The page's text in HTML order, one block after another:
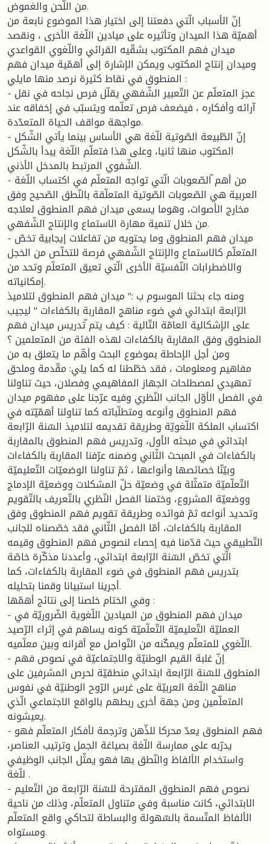
من اللّحن والغموض.
إنّ الأسباب الّتي دفعتنا إلى اختيار هذا الموضوع نابعة من
أهميّة هذا الميدان وتأثيره على ميادين اللّغة الأخرى ، ونقصد
ميدان فهم المكتوب بشقّيه القرائي واللّغوي القواعدي
وميدان إنتاج المكتوب ويمكن الإشارة إلى أهمّية ميدان فهم
المنطوق في نقاط كثيرة نرصد منها مايلي :
- عجز المتعلّم عن التّعبير الشّفهي يقلّل فرص نجاحه في نقل
آرائه وأفكاره ، فيضعف فرص تعلّمه ويتسبّب في إخفاقه عند
مواجهة مواقف الحياة المتعدّدة.
- إنّ الطّبيعة الصّوتية للّغة هي الأساس بينما يأتي الشّكل
المكتوب منها ثانيا، وعلى هذا فتعلّم اللّغة يبدأ بالشّكل
الشّفوي المرتبط بالمدخل الأذني.
- من أهم ّالصّعوبات الّتي تواجه المتعلّم في اكتساب اللّغة
العربية هي الصّعوبات الصّوتية المتعلّقة بالنّطق الصّحيح وفق
مخارج الأصوات، وهوما يسعى ميدان فهم المنطوق لعلاجه
من خلال تنمية مهارة الاستماع والإنتاج الشّفهي.
- ميدان فهم المنطوق وما يحتويه من تفاعلات إيجابية تخصّ
المتعلّم كالاستماع والإنتاج الشّفهي فرصة للتخلّص من الخجل
والاضطرابات النّفسيّة الأخرى الّتي تعيق المتعلّم وتحد من
إمكانياته.
ومنه جاء بحثنا الموسوم ب :" ميدان فهم المنطوق لتلاميذ
الرّابعة ابتدائي في ضوء مناهج المقاربة بالكفاءات " ليجيب
على الإشكالية العامّة التّالية : كيف يتم ّتدريس ميدان فهم
المنطوق وفق المقاربة بالكفاءات لهذه الفئة من المتعلمين ؟
ومن أجل الإحاطة بموضوع البحث وأهّم ما يتعلق به من
مفاهيم ومعلومات ، فقد خطّطنا له كما يلي: مقّدمة وملحق
تمهيدي لمصطلحات الجهاز المفاهيمي وفصلان، حيث تناولنا
في الفصل الأوّل الجانب النّظري وفيه عرّجنا على مفهوم ميدان
فهم المنطوق وأنوعه ومتطلّباته كما تناولنا أهمّيّته في
اكتساب الملكة اللّغويّة وطريقة تقديمه لتلاميذ السّنة الرّابعة
ابتدائي في مبحثه الأول، وتدريس فهم المنطوق بالمقاربة
بالكفاءات في المبحث الثّاني وضمنه عرّفنا المقاربة بالكفاءات
وبيّنّا خصائصها وأنواعها ، ثمّ تناولنا الوضعيّات التّعليميّة
التّعلّميّة متمثّلة في وضعيّة حلّ المشكلات ووضعيّة الإدماج
ووضعيّة المشروع، وختمنا الفصل النّظري بالتّعريف بالتّقويم
وتحديد أنواعه ثمّ فوائده وطريقة تقويم فهم المنطوق وفق
المقاربة بالكفاءات، أمّا الفصل الثّاني فقد خصّصناه للجانب
التّطبيقي حيث قدّمنا فيه إحصاء لنصوص فهم المنطوق وقيمه
الّتي تخصّ السّنة الرّابعة ابتدائي، وأعددنا مذكّرة خاصّة
بتدريس فهم المنطوق في ضوء المقاربة بالكفاءات، كما
أجرينا استبيانا وقمنا بتحليله.
وفي الختام خلصنا إلى نتائج أهمّها :
- ميدان فهم المنطوق من الميادين اللّغوية الضّروريّة في
العمليّة التّعليميّة التّعلّميّة كونه يساهم في إثراء الرّصيد
اللّغوي للمتعلّم ويمكّنه من التّواصل مع أقرانه وبين معلّميه.
- إنّ غلبة القيم الوطنيّة والاجتماعيّة في نصوص فهم
المنطوق للسّنة الرّابعة ابتدائي منطقيّة لحرص المشرفين على
مناهج اللّغة العربيّة على غرس الرّوح الوطنيّة في نفوس
المتعلّمين ومن جهة أخرى ربطهم بالواقع الاجتماعي الّذي
يعيشونه.
- فهم المنطوق يعدّ محركا للذّهن وترجمة لأفكار المتعلّم فهو
يدرّبه على ممارسة اللّغة بصياغة الجمل وترتيب العناصر،
واستخدام الألفاظ والنّطق بها فهو يمثّل الجانب الوظيفي
للّغة .
- نصوص فهم المنطوق المقترحة للسّنة الرّابعة من التّعليم
الابتدائي، كانت مناسبة وفي متناول المتعلّم، وذلك من ناحية
الألفاظ المتّسمة بالسّهولة والبساطة لتحاكي واقع المتعلّم
ومستواه.